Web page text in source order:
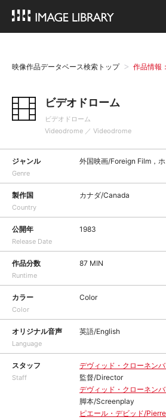
映像作品データベース検索トップ 作品情報
ビデオドローム
ビデオドローム
Videodrome ／ Videodrome
ジャンル
Genre
外国映画/Foreign Film，
製作国
Country
カナダ/Canada
公開年
Release Date
1983
作品分数
Runtime
87 MIN
カラー
Color
Color
オリジナル音声
Language
英語/English
スタッフ
Staff
デヴィッド・クローネン
監督/Director
デヴィッド・クローネン
脚本/Screenplay
ピエール・デビッド/